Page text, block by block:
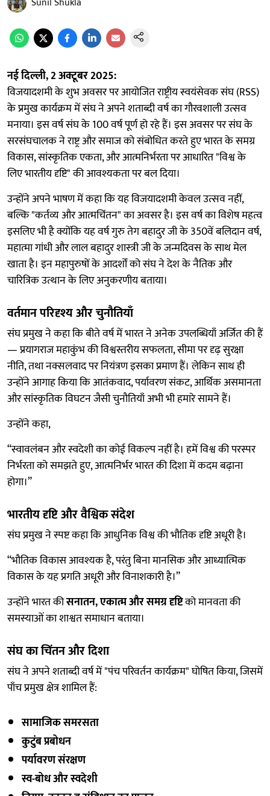
नई दिल्ली, 2 अक्टूबर 2025:
विजयादशमी के शुभ अवसर पर आयोजित राष्ट्रीय स्वयंसेवक संघ (RSS)
के प्रमुख कार्यक्रम में संघ ने अपने शताब्दी वर्ष का गौरवशाली उत्सव
मनाया। इस वर्ष संघ के 100 वर्ष पूर्ण हो रहे हैं। इस अवसर पर संघ के
सरसंघचालक ने राष्ट्र और समाज को संबोधित करते हुए भारत के समग्र
विकास, सांस्कृतिक एकता, और आत्मनिर्भरता पर आधारित "विश्व के
लिए भारतीय दृष्टि" की आवश्यकता पर बल दिया।
उन्होंने अपने भाषण में कहा कि यह विजयादशमी केवल उत्सव नहीं,
बल्कि "कर्तव्य और आत्मचिंतन" का अवसर है। इस वर्ष का विशेष महत्व
इसलिए भी है क्योंकि यह वर्ष गुरु तेग बहादुर जी के 350वें बलिदान वर्ष,
महात्मा गांधी और लाल बहादुर शास्त्री जी के जन्मदिवस के साथ मेल
खाता है। इन महापुरुषों के आदर्शों को संघ ने देश के नैतिक और
चारित्रिक उत्थान के लिए अनुकरणीय बताया।
वर्तमान परिदृश्य और चुनौतियाँ
संघ प्रमुख ने कहा कि बीते वर्ष में भारत ने अनेक उपलब्धियाँ अर्जित की हैं
— प्रयागराज महाकुंभ की विश्वस्तरीय सफलता, सीमा पर दृढ़ सुरक्षा
नीति, तथा नक्सलवाद पर नियंत्रण इसका प्रमाण हैं। लेकिन साथ ही
उन्होंने आगाह किया कि आतंकवाद, पर्यावरण संकट, आर्थिक असमानता
और सांस्कृतिक विघटन जैसी चुनौतियाँ अभी भी हमारे सामने हैं।
उन्होंने कहा,
“स्वावलंबन और स्वदेशी का कोई विकल्प नहीं है। हमें विश्व की परस्पर
निर्भरता को समझते हुए, आत्मनिर्भर भारत की दिशा में कदम बढ़ाना
होगा।”
भारतीय दृष्टि और वैश्विक संदेश
संघ प्रमुख ने स्पष्ट कहा कि आधुनिक विश्व की भौतिक दृष्टि अधूरी है।
“भौतिक विकास आवश्यक है, परंतु बिना मानसिक और आध्यात्मिक
विकास के यह प्रगति अधूरी और विनाशकारी है।”
उन्होंने भारत कीसनातन, एकात्म और समग्र दृष्टिको मानवता की
समस्याओं का शाश्वत समाधान बताया।
संघ का चिंतन और दिशा
संघ ने अपने शताब्दी वर्ष में "पंच परिवर्तन कार्यक्रम" घोषित किया, जिसमें
पाँच प्रमुख क्षेत्र शामिल हैं:
सामाजिक समरसता
कुटुंब प्रबोधन
पर्यावरण संरक्षण
स्व-बोध और स्वदेशी